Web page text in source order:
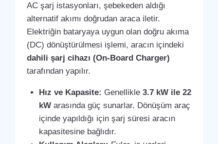
AC şarj istasyonları, şebekeden aldığı
alternatif akımı doğrudan araca iletir.
Elektriğin bataryaya uygun olan doğru akıma
(DC) dönüştürülmesi işlemi, aracın içindeki
dahili şarj cihazı (On-Board Charger)
tarafından yapılır.
Hız ve Kapasite: Genellikle3.7 kW ile 22
kW arasında güç sunarlar. Dönüşüm araç
içinde yapıldığı için şarj süresi aracın
kapasitesine bağlıdır.